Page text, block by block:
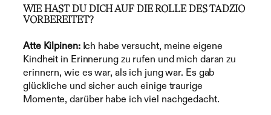
WIE HAST DU DICH AUF DIE ROLLE DES TADZIO
VORBEREITET?
Atte Kilpinen:Ich habe versucht, meine eigene
Kindheit in Erinnerung zu rufen und mich daran zu
erinnern, wie es war, als ich jung war. Es gab
glückliche und sicher auch einige traurige
Momente, darüber habe ich viel nachgedacht.